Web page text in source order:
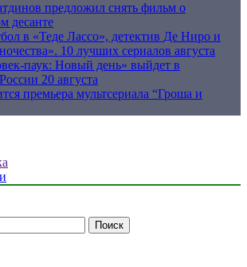
предложил снять фильм о
десанте
в «Теде Лассо», детектив Де Ниро и
10 лучших сериалов августа
паук: Новый день» выйдет в
20 августа
премьера мультсериала “Гроша и